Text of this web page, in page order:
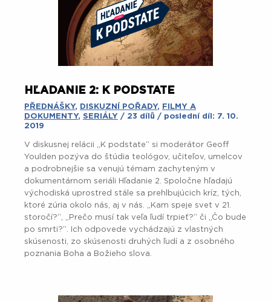
HĽADANIE 2: K PODSTATE
PŘEDNÁŠKY, DISKUZNÍ POŘADY,
FILMY A
DOKUMENTY, SERIÁLY / 23 dílů / poslední díl: 7. 10.
2019
V diskusnej relácii „K podstate“ si moderátor Geoff
Youlden pozýva do štúdia teológov, učiteľov, umelcov
a podrobnejšie sa venujú témam zachyteným v
dokumentárnom seriáli Hľadanie 2. Spoločne hľadajú
východiská uprostred stále sa prehlbujúcich kríz, tých,
ktoré zúria okolo nás, aj v nás. „Kam speje svet v 21.
storočí?“, „Prečo musí tak veľa ľudí trpieť?“ či „Čo bude
po smrti?“. Ich odpovede vychádzajú z vlastných
skúsenosti, zo skúsenosti druhých ľudí a z osobného
poznania Boha a Božieho slova.